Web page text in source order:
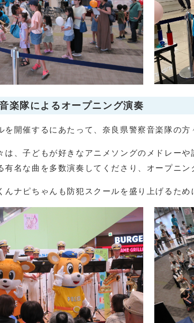
楽隊によるオープニング演奏
開催するにあたって、奈良県警察音楽隊の方
、子どもが好きなアニメソングのメドレー
有名な曲を多数演奏してくださり、オープニン
ナピちゃんも防犯スクールを盛り上げるため